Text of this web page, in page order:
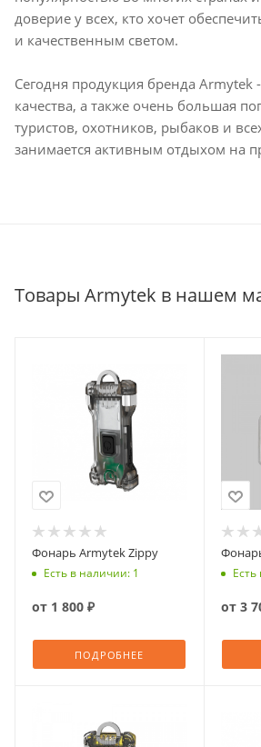
доверие у всех, кто хочет
и качественным светом.
Сегодня продукция бренда Armytek
качества, а также очень большая
туристов, охотников, рыбаков и
занимается активным отдыхом на
Товары Armytek в нашем
Фонарь Armytek Zippy
Есть в наличии: 1
от 1 800 ₽
ПОДРОБНЕЕ
от 3